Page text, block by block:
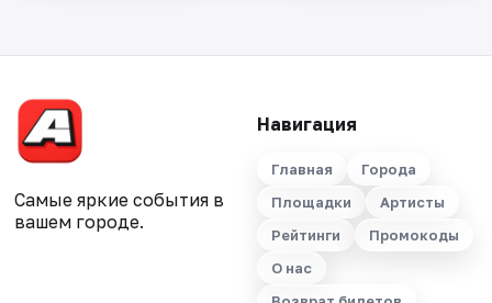
Самые яркие события в
вашем городе.
Навигация
Главная
Города
Площадки
Артисты
Рейтинги
Промокоды
О нас